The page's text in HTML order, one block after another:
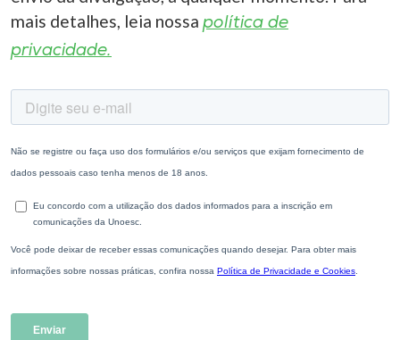
mais detalhes, leia nossa política de
privacidade.